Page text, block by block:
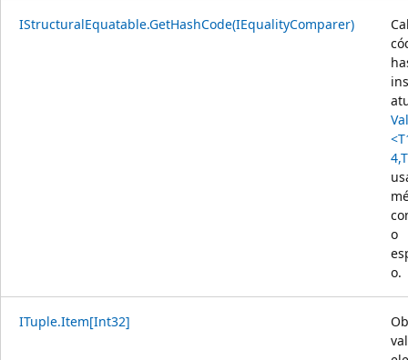
IStructuralEquatable.GetHashCode(IEqualityComparer)
o
o.
ITuple.Item[Int32]